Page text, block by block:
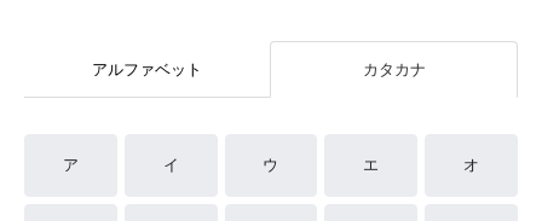
アルファベット カタカナ
ア イ ウ エ オ